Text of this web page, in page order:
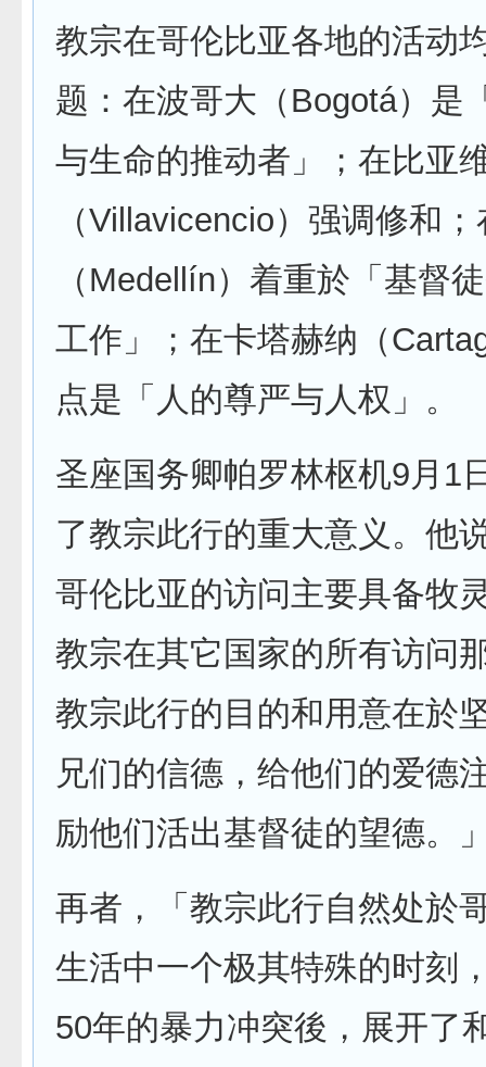
教宗在哥伦比亚各地的活动
题：在波哥大（Bogotá）是
与生命的推动者」；在比亚
（Villavicencio）强调修和
（Medellín）着重於「基督
工作」；在卡塔赫纳（
点是「人的尊严与人权」。
圣座国务卿帕罗林枢机9月1
了教宗此行的重大意义。他
哥伦比亚的访问主要具备牧
教宗在其它国家的所有访问
教宗此行的目的和用意在於
兄们的信德，给他们的爱德
励他们活出基督徒的望德。
再者，「教宗此行自然处於
生活中一个极其特殊的时刻
50年的暴力冲突後，展开了